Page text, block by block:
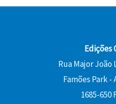
Edições
Rua Major João
Famões Park -
1685-650